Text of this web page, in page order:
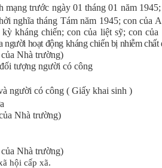
trước ngày 01 tháng 01 năm
nghĩa tháng Tám năm 1945; con của
kháng chiến; con của liệt sỹ; con
hoạt động kháng chiến bị nhiễm chất
Nhà trường)
tượng người có công
người có công ( Giấy khai sinh )
Nhà trường)
Nhà trường)
hội cấp xã.